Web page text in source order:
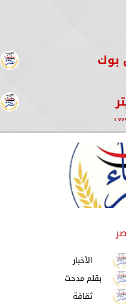
بوك
الأخبار
بقلم مدحت
ثقافة